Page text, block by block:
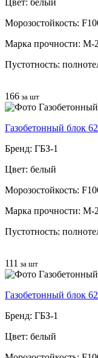
Морозостойкость:
Марка прочности: М-
Пустотность:
166 за шт
Газобетонный блок
Бренд: ГБЗ-1
Цвет: белый
Морозостойкость:
Марка прочности: М-
Пустотность:
111 за шт
Газобетонный блок
Бренд: ГБЗ-1
Цвет: белый